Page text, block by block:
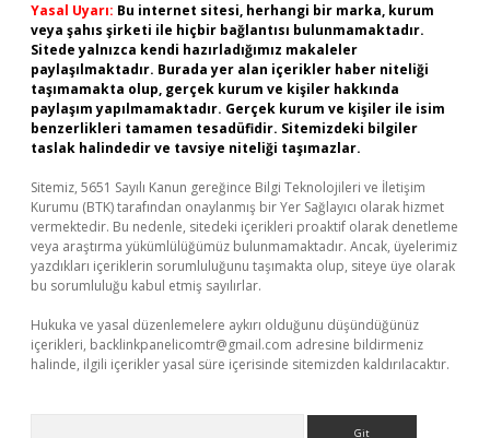
Yasal Uyarı: Bu internet sitesi, herhangi bir marka, kurum
veya şahıs şirketi ile hiçbir bağlantısı bulunmamaktadır.
Sitede yalnızca kendi hazırladığımız makaleler
paylaşılmaktadır. Burada yer alan içerikler haber niteliği
taşımamakta olup, gerçek kurum ve kişiler hakkında
paylaşım yapılmamaktadır. Gerçek kurum ve kişiler ile isim
benzerlikleri tamamen tesadüfidir. Sitemizdeki bilgiler
taslak halindedir ve tavsiye niteliği taşımazlar.
Sitemiz, 5651 Sayılı Kanun gereğince Bilgi Teknolojileri ve İletişim
Kurumu (BTK) tarafından onaylanmış bir Yer Sağlayıcı olarak hizmet
vermektedir. Bu nedenle, sitedeki içerikleri proaktif olarak denetleme
veya araştırma yükümlülüğümüz bulunmamaktadır. Ancak, üyelerimiz
yazdıkları içeriklerin sorumluluğunu taşımakta olup, siteye üye olarak
bu sorumluluğu kabul etmiş sayılırlar.
Hukuka ve yasal düzenlemelere aykırı olduğunu düşündüğünüz
içerikleri, backlinkpanelicomtr@gmail.com adresine bildirmeniz
halinde, ilgili içerikler yasal süre içerisinde sitemizden kaldırılacaktır.